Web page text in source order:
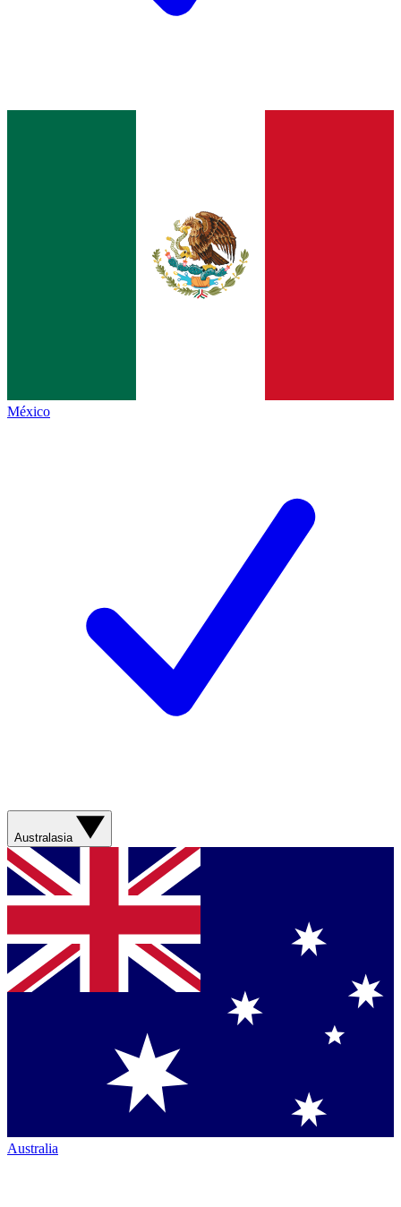
México
Australasia
Australia